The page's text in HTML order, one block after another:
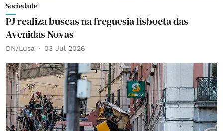
Sociedade
PJ realiza buscas na freguesia lisboeta das
Avenidas Novas
DN/Lusa 03 Jul 2026